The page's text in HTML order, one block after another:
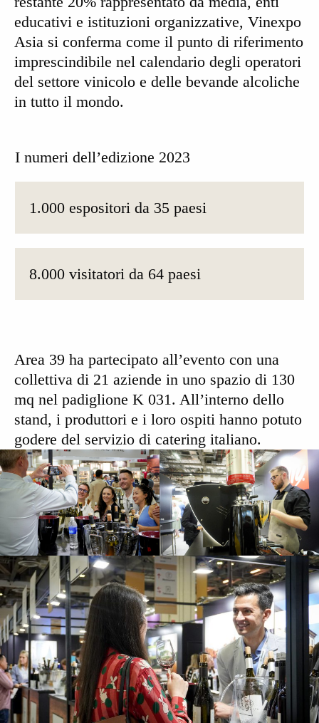
educativi e istituzioni organizzative, Vinexpo
Asia si conferma come il punto di riferimento
imprescindibile nel calendario degli operatori
del settore vinicolo e delle bevande alcoliche
in tutto il mondo.
I numeri dell’edizione 2023
1.000 espositori da 35 paesi
8.000 visitatori da 64 paesi
Area 39 ha partecipato all’evento con una
collettiva di 21 aziende in uno spazio di 130
mq nel padiglione K 031. All’interno dello
stand, i produttori e i loro ospiti hanno potuto
godere del servizio di catering italiano.